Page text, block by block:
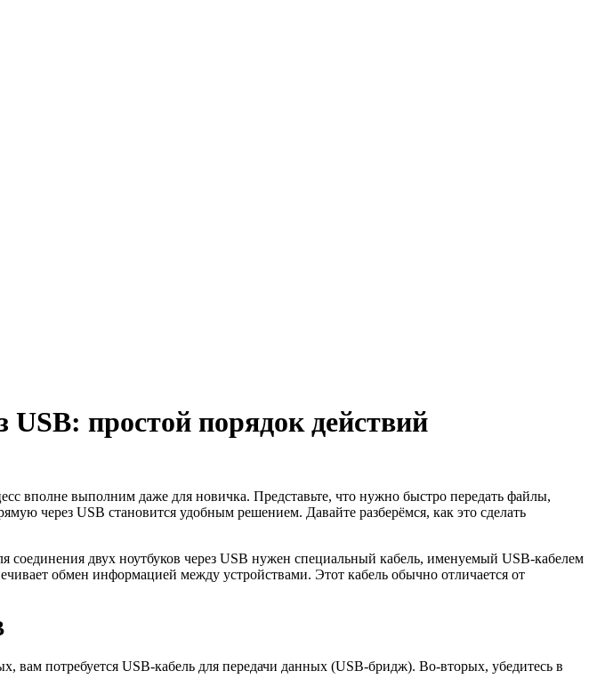
простой порядок действий
вполне выполним даже для новичка. Представьте, что нужно быстро передать файлы,
через USB становится удобным решением. Давайте разберёмся, как это сделать
двух ноутбуков через USB нужен специальный кабель, именуемый USB-кабелем
обмен информацией между устройствами. Этот кабель обычно отличается от
вам потребуется USB-кабель для передачи данных (USB-бридж). Во-вторых, убедитесь в